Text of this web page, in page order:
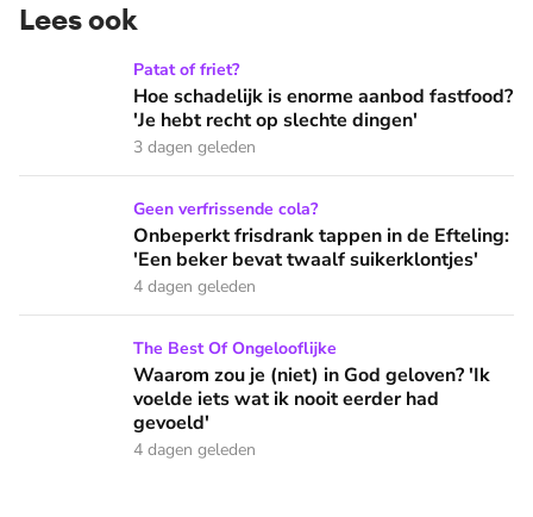
Lees ook
Hoe schadelijk is enorme aanbod fastfood? 'Je hebt recht
Patat of friet?
Hoe schadelijk is enorme aanbod fastfood?
'Je hebt recht op slechte dingen'
3 dagen geleden
Onbeperkt frisdrank tappen in de Efteling: 'Een beker
Geen verfrissende cola?
Onbeperkt frisdrank tappen in de Efteling:
'Een beker bevat twaalf suikerklontjes'
4 dagen geleden
Waarom zou je (niet) in God geloven? 'Ik voelde iets wat
The Best Of Ongelooflijke
Waarom zou je (niet) in God geloven? 'Ik
voelde iets wat ik nooit eerder had
gevoeld'
4 dagen geleden